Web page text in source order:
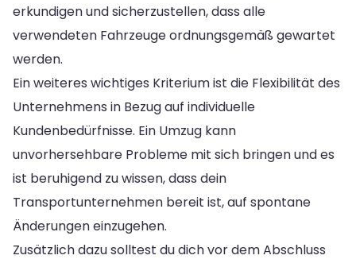
erkundigen und sicherzustellen, dass alle
verwendeten Fahrzeuge ordnungsgemäß gewartet
werden.
Ein weiteres wichtiges Kriterium ist die Flexibilität des
Unternehmens in Bezug auf individuelle
Kundenbedürfnisse. Ein Umzug kann
unvorhersehbare Probleme mit sich bringen und es
ist beruhigend zu wissen, dass dein
Transportunternehmen bereit ist, auf spontane
Änderungen einzugehen.
Zusätzlich dazu solltest du dich vor dem Abschluss